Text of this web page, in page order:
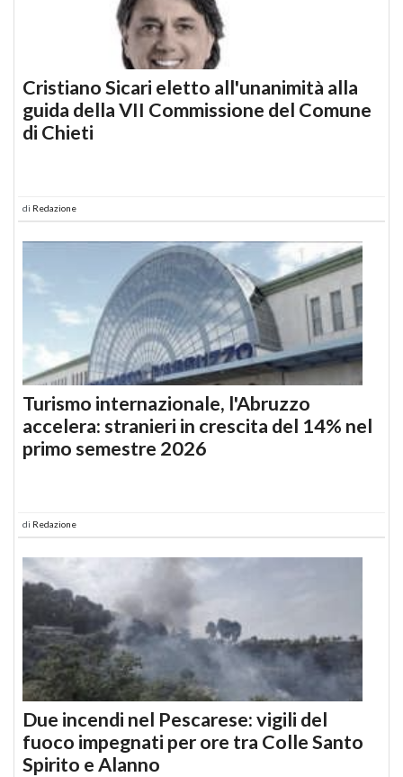
Cristiano Sicari eletto all'unanimità alla
guida della VII Commissione del Comune
di Chieti
di Redazione
Turismo internazionale, l'Abruzzo
accelera: stranieri in crescita del 14% nel
primo semestre 2026
di Redazione
Due incendi nel Pescarese: vigili del
fuoco impegnati per ore tra Colle Santo
Spirito e Alanno